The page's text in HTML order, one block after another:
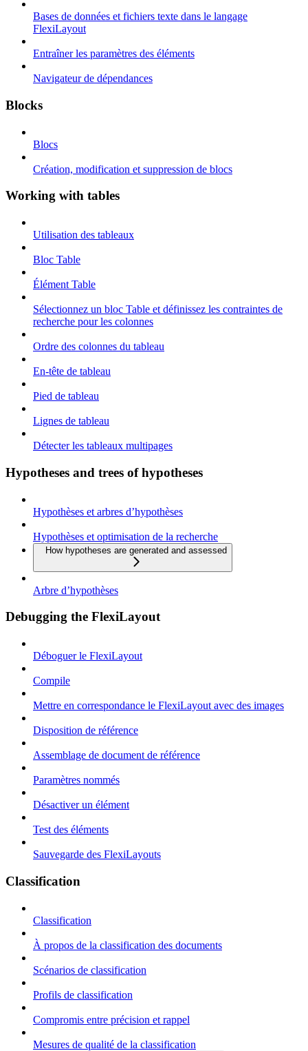
Bases de données et fichiers texte dans le langage
FlexiLayout
Entraîner les paramètres des éléments
Navigateur de dépendances
Blocks
Blocs
Création, modification et suppression de blocs
Working with tables
Utilisation des tableaux
Bloc Table
Élément Table
Sélectionnez un bloc Table et définissez les contraintes de
recherche pour les colonnes
Ordre des colonnes du tableau
En-tête de tableau
Pied de tableau
Lignes de tableau
Détecter les tableaux multipages
Hypotheses and trees of hypotheses
Hypothèses et arbres d’hypothèses
Hypothèses et optimisation de la recherche
How hypotheses are generated and assessed
Arbre d’hypothèses
Debugging the FlexiLayout
Déboguer le FlexiLayout
Compile
Mettre en correspondance le FlexiLayout avec des images
Disposition de référence
Assemblage de document de référence
Paramètres nommés
Désactiver un élément
Test des éléments
Sauvegarde des FlexiLayouts
Classification
Classification
À propos de la classification des documents
Scénarios de classification
Profils de classification
Compromis entre précision et rappel
Mesures de qualité de la classification